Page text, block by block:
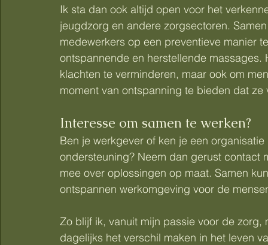
Ik sta dan ook altijd open voor het
jeugdzorg en andere zorgsectoren.
medewerkers op een preventieve manier
ontspannende en herstellende
klachten te verminderen, maar ook om
moment van ontspanning te bieden dat ze
Interesse om samen te werken?
Ben je werkgever of ken je een
ondersteuning? Neem dan gerust contact
mee over oplossingen op maat. Samen
ontspannen werkomgeving voor de
Zo blijf ik, vanuit mijn passie voor de
dagelijks het verschil maken in het leven